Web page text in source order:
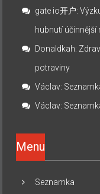
gate io开户:
hubnutí účinnější
Donaldkah:
potraviny
Václav:
Václav:
Menu
Seznamka